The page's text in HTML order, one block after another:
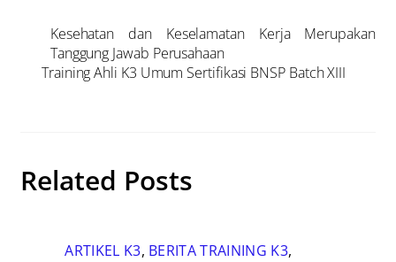
Kesehatan dan Keselamatan Kerja Merupakan
Tanggung Jawab Perusahaan
Training Ahli K3 Umum Sertifikasi BNSP Batch XIII
Related Posts
ARTIKEL K3, BERITA TRAINING K3,